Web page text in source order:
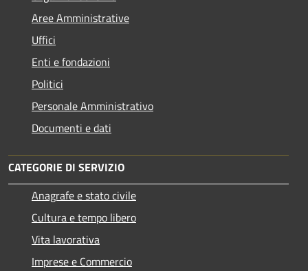
Aree Amministrative
Uffici
Enti e fondazioni
Politici
Personale Amministrativo
Documenti e dati
CATEGORIE DI SERVIZIO
Anagrafe e stato civile
Cultura e tempo libero
Vita lavorativa
Imprese e Commercio